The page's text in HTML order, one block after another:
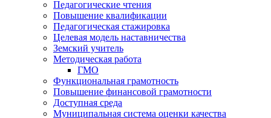
Педагогические чтения
Повышение квалификации
Педагогическая стажировка
Целевая модель наставничества
Земский учитель
Методическая работа
ГМО
Функциональная грамотность
Повышение финансовой грамотности
Доступная среда
Муниципальная система оценки качества